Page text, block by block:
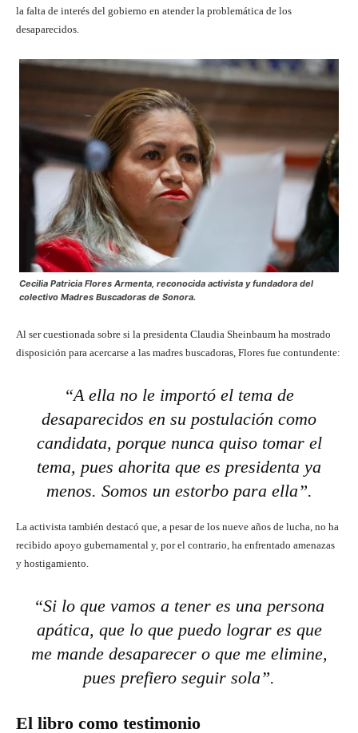
la falta de interés del gobierno en atender la problemática de los
desaparecidos.
Cecilia Patricia Flores Armenta, reconocida activista y fundadora del
colectivo Madres Buscadoras de Sonora.
Al ser cuestionada sobre si la presidenta Claudia Sheinbaum ha mostrado
disposición para acercarse a las madres buscadoras, Flores fue contundente:
“A ella no le importó el tema de
desaparecidos en su postulación como
candidata, porque nunca quiso tomar el
tema, pues ahorita que es presidenta ya
menos. Somos un estorbo para ella”.
La activista también destacó que, a pesar de los nueve años de lucha, no ha
recibido apoyo gubernamental y, por el contrario, ha enfrentado amenazas
y hostigamiento.
“Si lo que vamos a tener es una persona
apática, que lo que puedo lograr es que
me mande desaparecer o que me elimine,
pues prefiero seguir sola”.
El libro como testimonio